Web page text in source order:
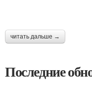
читать дальше →
Последние